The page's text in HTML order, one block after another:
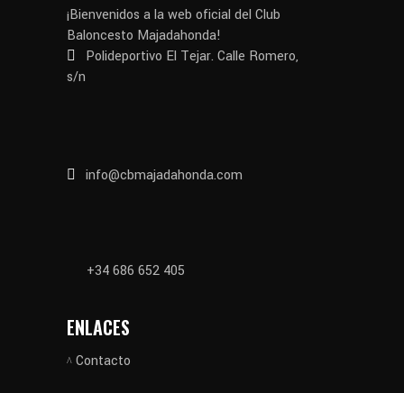
¡Bienvenidos a la web oficial del Club
Baloncesto Majadahonda!
Polideportivo El Tejar. Calle Romero,
s/n
info@cbmajadahonda.com
+34 686 652 405
ENLACES
Contacto